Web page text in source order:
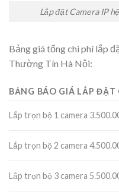
Lắp đặt Camera IP
Bảng giá tổng chi phí lắp
Thường Tín Hà Nội:
BẢNG BÁO GIÁ LẮP ĐẶT
Lắp trọn bộ 1 camera
Lắp trọn bộ 2 camera
Lắp trọn bộ 3 camera